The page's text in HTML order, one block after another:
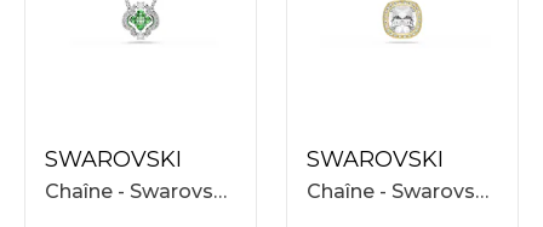
SWAROVSKI
Chaîne - Swarovski Mp Una Necklace Clover 38-45 5757785
SWAROVSKI
Chaîne - Swarovski Una Necklace 38-45 5764761